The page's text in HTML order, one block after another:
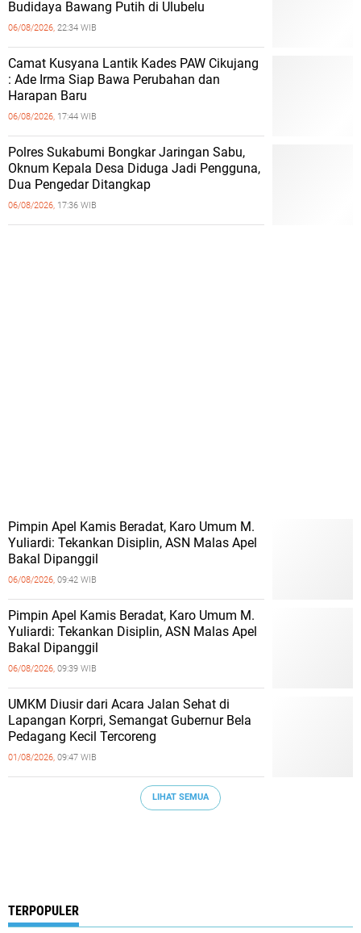
Budidaya Bawang Putih di Ulubelu
06/08/2026, 22:34 WIB
Camat Kusyana Lantik Kades PAW Cikujang
: Ade Irma Siap Bawa Perubahan dan
Harapan Baru
06/08/2026, 17:44 WIB
Polres Sukabumi Bongkar Jaringan Sabu,
Oknum Kepala Desa Diduga Jadi Pengguna,
Dua Pengedar Ditangkap
06/08/2026, 17:36 WIB
Pimpin Apel Kamis Beradat, Karo Umum M.
Yuliardi: Tekankan Disiplin, ASN Malas Apel
Bakal Dipanggil
06/08/2026, 09:42 WIB
Pimpin Apel Kamis Beradat, Karo Umum M.
Yuliardi: Tekankan Disiplin, ASN Malas Apel
Bakal Dipanggil
06/08/2026, 09:39 WIB
UMKM Diusir dari Acara Jalan Sehat di
Lapangan Korpri, Semangat Gubernur Bela
Pedagang Kecil Tercoreng
01/08/2026, 09:47 WIB
LIHAT SEMUA
TERPOPULER